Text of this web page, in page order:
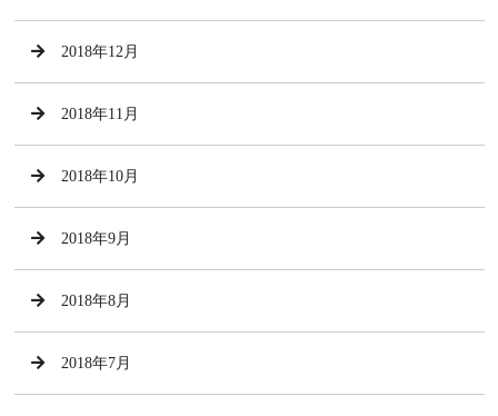
2018年12月
2018年11月
2018年10月
2018年9月
2018年8月
2018年7月